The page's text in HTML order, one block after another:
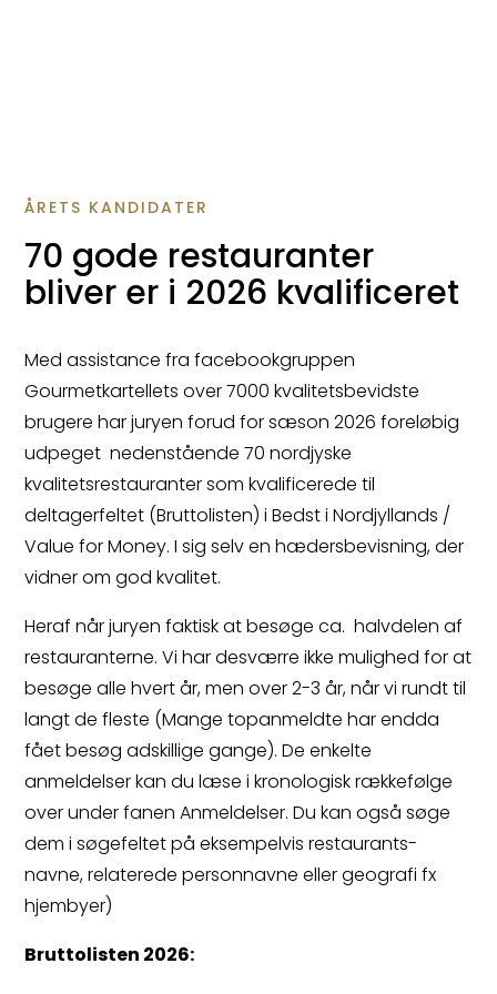
ÅRETS KANDIDATER
70 gode restauranter
bliver er i 2026 kvalificeret
Med assistance fra facebookgruppen
Gourmetkartellets over 7000 kvalitetsbevidste
brugere har juryen forud for sæson 2026 foreløbig
udpeget nedenstående 70 nordjyske
kvalitetsrestauranter som kvalificerede til
deltagerfeltet (Bruttolisten) i Bedst i Nordjyllands /
Value for Money. I sig selv en hædersbevisning, der
vidner om god kvalitet.
Heraf når juryen faktisk at besøge ca. halvdelen af
restauranterne. Vi har desværre ikke mulighed for at
besøge alle hvert år, men over 2-3 år, når vi rundt til
langt de fleste (Mange topanmeldte har endda
fået besøg adskillige gange). De enkelte
anmeldelser kan du læse i kronologisk rækkefølge
over under fanen Anmeldelser. Du kan også søge
dem i søgefeltet på eksempelvis restaurants-
navne, relaterede personnavne eller geografi fx
hjembyer)
Bruttolisten 2026: